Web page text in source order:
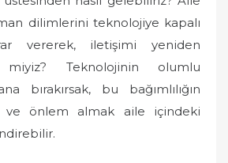
dilimlerini teknolojiye kapalı
vererek, iletişimi yeniden
miyiz? Teknolojinin olumlu
bırakırsak, bu bağımlılığın
ve önlem almak aile içindeki